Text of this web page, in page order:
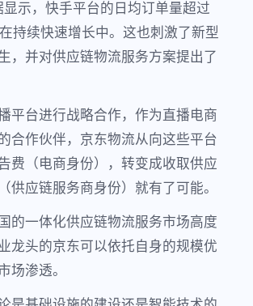
显示，快手平台的日均订单量超过
持续快速增长中。这也刺激了新型
，并对供应链物流服务方案提出了
平台进行战略合作，作为直播电商
合作伙伴，京东物流从向这些平台
费（电商身份），转变成收取供应
供应链服务商身份）就有了可能。
的一体化供应链物流服务市场高度
龙头的京东可以依托自身的规模优
场渗透。